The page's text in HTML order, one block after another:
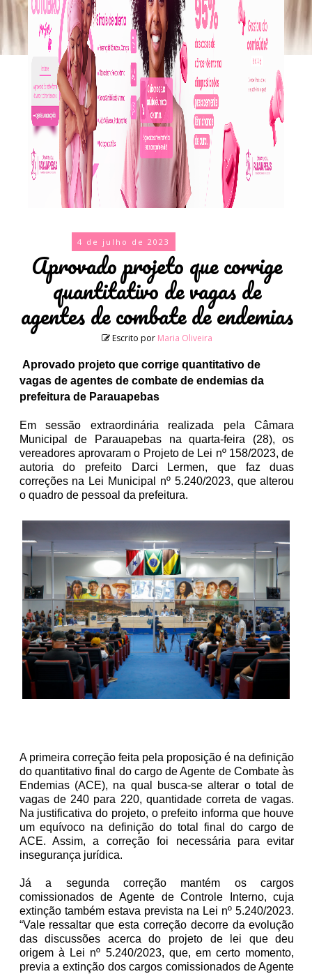
4 de julho de 2023
Aprovado projeto que corrige
quantitativo de vagas de
agentes de combate de endemias
Escrito por Maria Oliveira
Aprovado projeto que corrige quantitativo de
vagas de agentes de combate de endemias da
prefeitura de Parauapebas
Em sessão extraordinária realizada pela Câmara
Municipal de Parauapebas na quarta-feira (28), os
vereadores aprovaram o Projeto de Lei nº 158/2023, de
autoria do prefeito Darci Lermen, que faz duas
correções na Lei Municipal nº 5.240/2023, que alterou
o quadro de pessoal da prefeitura.
A primeira correção feita pela proposição é na definição
do quantitativo final do cargo de Agente de Combate às
Endemias (ACE), na qual busca-se alterar o total de
vagas de 240 para 220, quantidade correta de vagas.
Na justificativa do projeto, o prefeito informa que houve
um equívoco na definição do total final do cargo de
ACE. Assim, a correção foi necessária para evitar
insegurança jurídica.
Já a segunda correção mantém os cargos
comissionados de Agente de Controle Interno, cuja
extinção também estava prevista na Lei nº 5.240/2023.
“Vale ressaltar que esta correção decorre da evolução
das discussões acerca do projeto de lei que deu
origem à Lei nº 5.240/2023, que, em certo momento,
previa a extinção dos cargos comissionados de Agente